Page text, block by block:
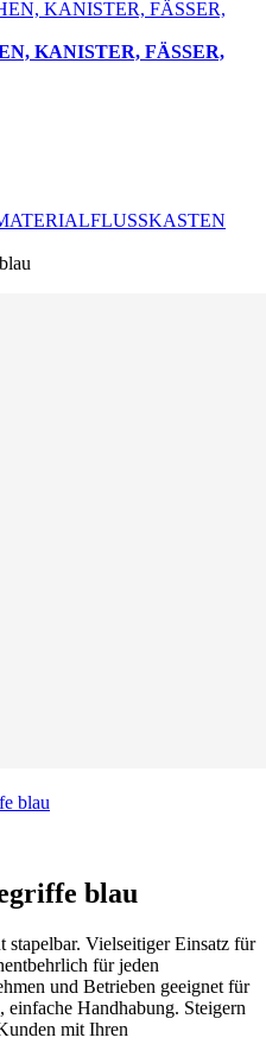
KANISTER, FÄSSER,
blau
Vielseitiger Einsatz für
für jeden
und Betrieben geeignet für
Handhabung. Steigern
mit Ihren